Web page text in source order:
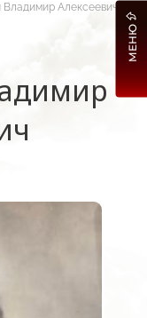
Владимир Алексеевич
МЕНЮ